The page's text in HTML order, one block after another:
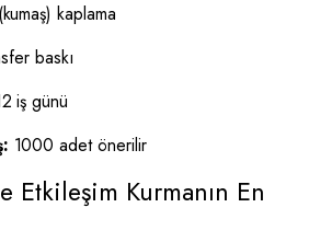
kaplama
baskı
iş günü
1000 adet önerilir
Etkileşim Kurmanın En